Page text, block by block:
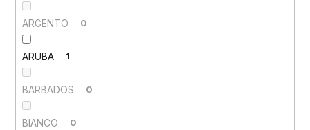
ARGENTO 0
ARUBA 1
BARBADOS 0
BIANCO 0